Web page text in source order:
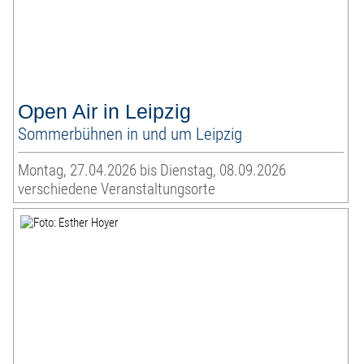
Open Air in Leipzig
Sommerbühnen in und um Leipzig
Montag, 27.04.2026 bis Dienstag, 08.09.2026
verschiedene Veranstaltungsorte